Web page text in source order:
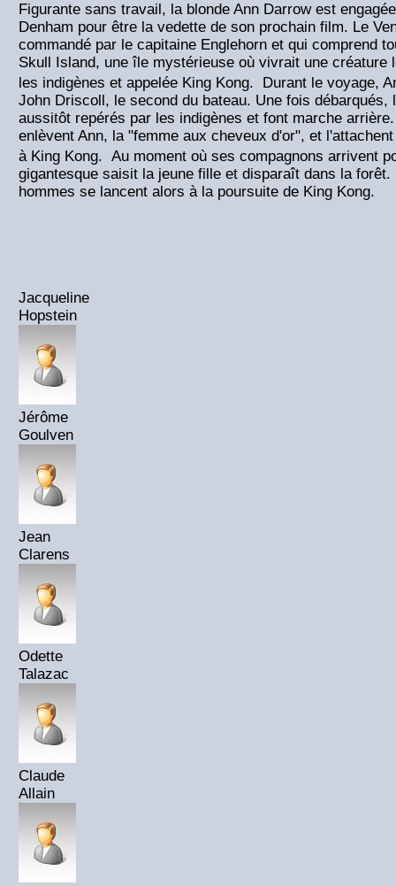
Figurante sans travail, la blonde Ann Darrow est
Denham pour être la vedette de son prochain film. Le
commandé par le capitaine Englehorn et qui comprend
Skull Island, une île mystérieuse où vivrait une créature
les indigènes et appelée King Kong. Durant le voyage,
John Driscoll, le second du bateau. Une fois débarqués,
aussitôt repérés par les indigènes et font marche
enlèvent Ann, la "femme aux cheveux d'or", et
à King Kong. Au moment où ses compagnons arrivent
gigantesque saisit la jeune fille et disparaît dans la forêt.
hommes se lancent alors à la poursuite de King Kong.
Jacqueline
Hopstein
Jérôme
Goulven
Jean
Clarens
Odette
Talazac
Claude
Allain